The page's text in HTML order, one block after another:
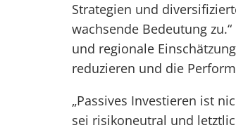
Strategien und
wachsende Bedeutung
und regionale
reduzieren und die
„Passives Investieren ist
sei risikoneutral und